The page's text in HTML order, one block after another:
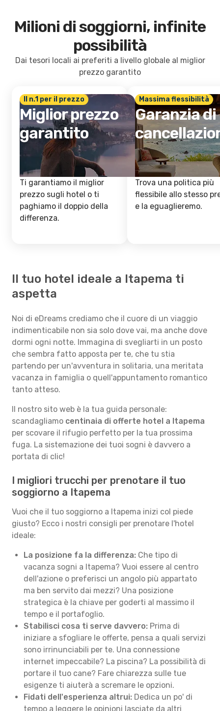
Milioni di soggiorni, infinite
possibilità
Dai tesori locali ai preferiti a livello globale al miglior
prezzo garantito
Il n.1 per il prezzo
Miglior prezzo
garantito
Ti garantiamo il miglior
prezzo sugli hotel o ti
paghiamo il doppio della
differenza.
Massima flessibilità
Garanzia di
Trova una politica più
flessibile allo stesso
e la eguaglieremo.
Il tuo hotel ideale a Itapema ti
aspetta
Noi di eDreams crediamo che il cuore di un viaggio
indimenticabile non sia solo dove vai, ma anche dove
dormi ogni notte. Immagina di svegliarti in un posto
che sembra fatto apposta per te, che tu stia
partendo per un'avventura in solitaria, una meritata
vacanza in famiglia o quell'appuntamento romantico
tanto atteso.
Il nostro sito web è la tua guida personale:
scandagliamo centinaia di offerte hotel a Itapema
per scovare il rifugio perfetto per la tua prossima
fuga. La sistemazione dei tuoi sogni è davvero a
portata di clic!
I migliori trucchi per prenotare il tuo
soggiorno a Itapema
Vuoi che il tuo soggiorno a Itapema inizi col piede
giusto? Ecco i nostri consigli per prenotare l'hotel
ideale:
La posizione fa la differenza: Che tipo di
vacanza sogni a Itapema? Vuoi essere al centro
dell'azione o preferisci un angolo più appartato
ma ben servito dai mezzi? Una posizione
strategica è la chiave per goderti al massimo il
tempo e il portafoglio.
Stabilisci cosa ti serve davvero: Prima di
iniziare a sfogliare le offerte, pensa a quali servizi
sono irrinunciabili per te. Una connessione
internet impeccabile? La piscina? La possibilità di
portare il tuo cane? Fare chiarezza sulle tue
esigenze ti aiuterà a scremare le opzioni.
Fidati dell'esperienza altrui: Dedica un po' di
tempo a leggere le opinioni lasciate da altri